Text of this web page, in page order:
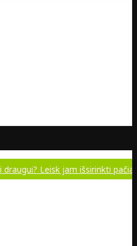
Leisk jam išsirinkti pačiam!